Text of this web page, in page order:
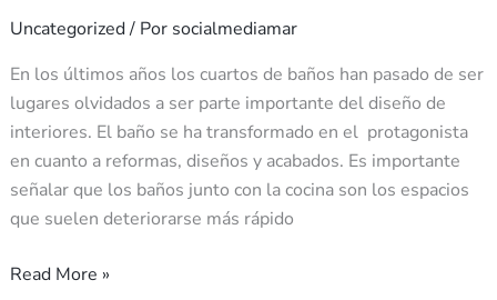
Uncategorized/ Por socialmediamar
En los últimos años los cuartos de baños han pasado de ser
lugares olvidados a ser parte importante del diseño de
interiores. El baño se ha transformado en el protagonista
en cuanto a reformas, diseños y acabados. Es importante
señalar que los baños junto con la cocina son los espacios
que suelen deteriorarse más rápido
Read More »